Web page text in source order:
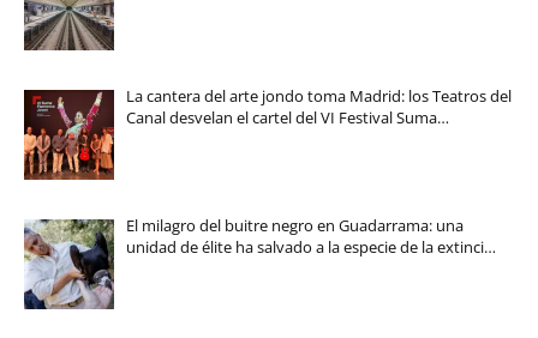
La cantera del arte jondo toma Madrid: los Teatros del
Canal desvelan el cartel del VI Festival Suma…
El milagro del buitre negro en Guadarrama: una
unidad de élite ha salvado a la especie de la extinci…